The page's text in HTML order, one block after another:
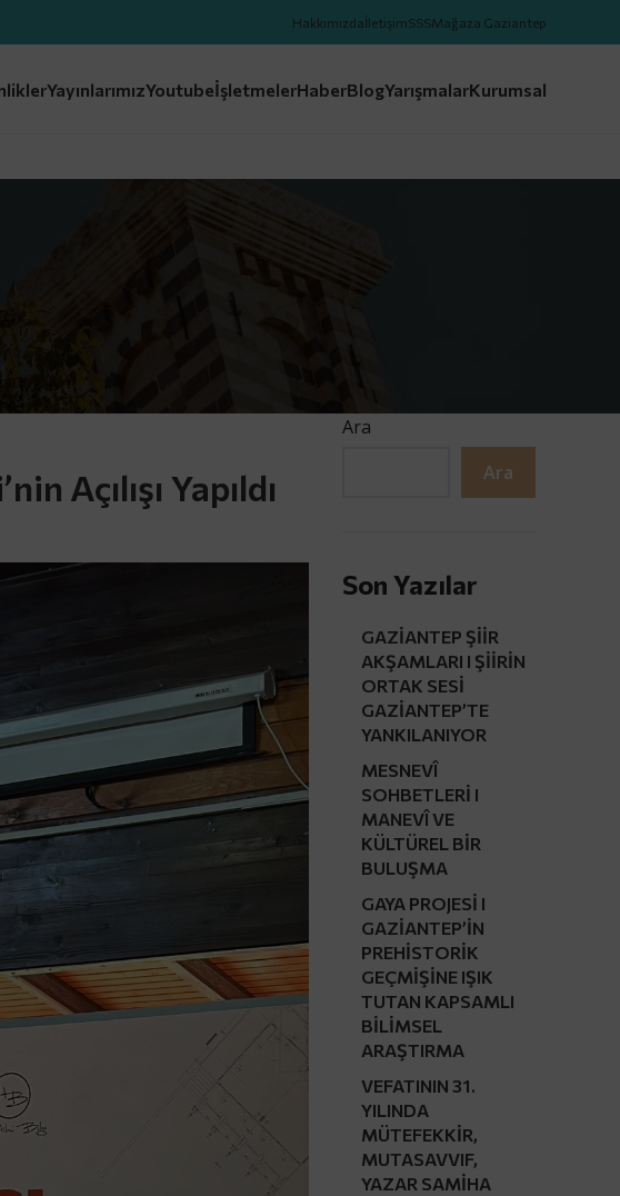
HakkımızdaİletişimSSSMağaza Gaziantep
YayınlarımızYoutubeİşletmelerHaberBlogYarışmalarKurumsal
Açılışı Yapıldı
Ara
Ara
Son Yazılar
GAZİANTEP ŞİİR
AKŞAMLARI I ŞİİRİN
ORTAK SESİ
GAZİANTEP’TE
YANKILANIYOR
MESNEVÎ
SOHBETLERİ I
MANEVÎ VE
KÜLTÜREL BİR
BULUŞMA
GAYA PROJESİ I
GAZİANTEP’İN
PREHİSTORİK
GEÇMİŞİNE IŞIK
TUTAN KAPSAMLI
BİLİMSEL
ARAŞTIRMA
VEFATININ 31.
YILINDA
MÜTEFEKKİR,
MUTASAVVIF,
YAZAR SAMİHA